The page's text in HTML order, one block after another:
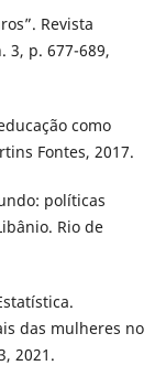
Revista
3, p. 677-689,
como
Fontes, 2017.
políticas
Rio de
das mulheres no
2021.